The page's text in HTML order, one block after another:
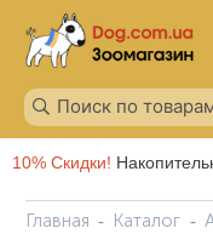
10% Скидки!
Главная Каталог